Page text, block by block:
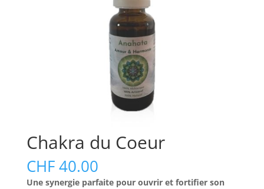
Chakra du Coeur
CHF40.00
Une synergie parfaite pour ouvrir et fortifier son